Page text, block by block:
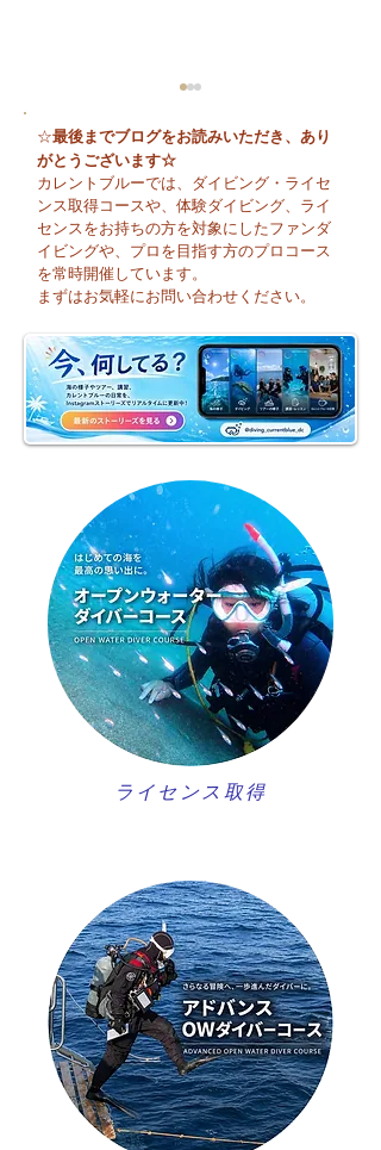
🌈 海の上に広がる虹♪
☆最後までブログをお読みいただき、あり
がとうございます☆
カレントブルーでは、ダイビング・ライセ
ンス取得コースや、体験ダイビング、ライ
センスをお持ちの方を対象にしたファンダ
イビングや、プロを目指す方のプロコース
を常時開催しています。
まずはお気軽にお問い合わせください。
ライセンス取得